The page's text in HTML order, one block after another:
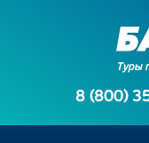
Туры
8 (800)